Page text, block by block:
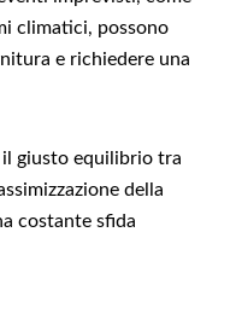
climatici, possono
e richiedere una
giusto equilibrio tra
della
costante sfida